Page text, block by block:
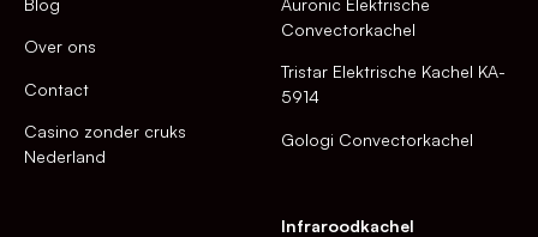
Over ons
Contact
Casino zonder cruks
Nederland
Convectorkachel
Tristar Elektrische Kachel KA-
5914
Gologi Convectorkachel
Infraroodkachel